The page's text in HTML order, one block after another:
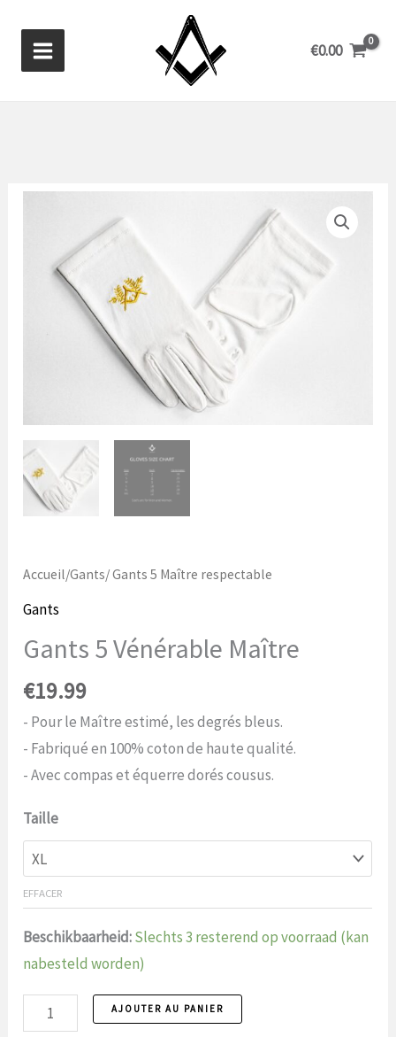
contenu
€0.00
Accueil/Gants/ Gants 5 Maître respectable
Gants
Gants 5 Vénérable Maître
€19.99
- Pour le Maître estimé, les degrés bleus.
- Fabriqué en 100% coton de haute qualité.
- Avec compas et équerre dorés cousus.
Taille
EFFACER
Beschikbaarheid:Slechts 3 resterend op voorraad (kan
nabesteld worden)
Gants
AJOUTER AU PANIER